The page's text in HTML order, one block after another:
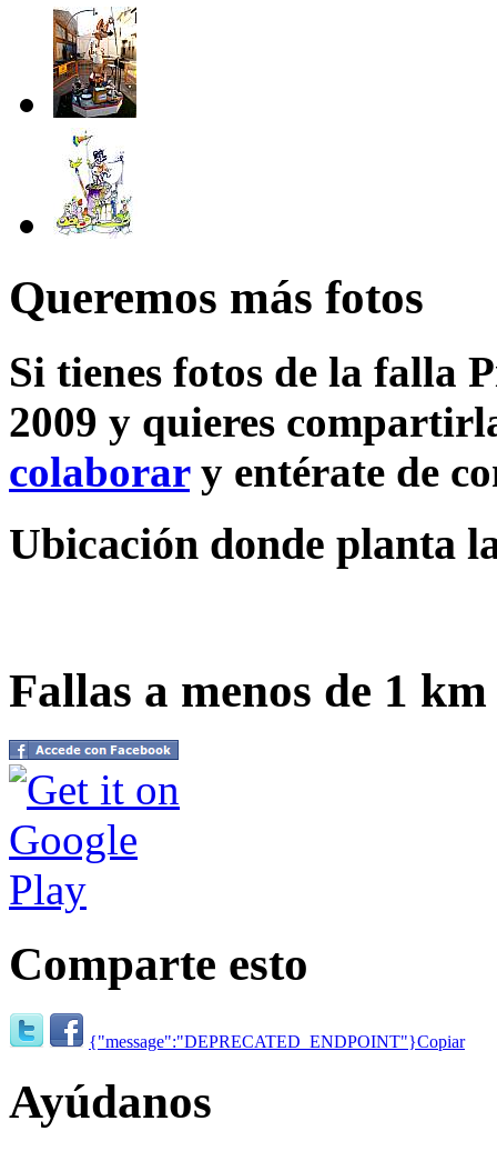
Queremos más fotos
Si tienes fotos de la falla
2009 y quieres
colaborary entérate de
Ubicación donde planta
Fallas a menos de 1
Comparte esto
{"message":"DEPRECATED_ENDPOINT"}Copiar
Ayúdanos